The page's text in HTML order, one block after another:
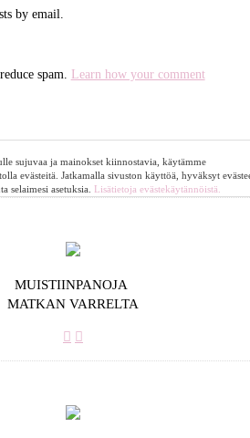
by email.
spam. Learn how your comment
sujuvaa ja mainokset kiinnostavia, käytämme
evästeitä. Jatkamalla sivuston käyttöä, hyväksyt
selaimesi asetuksia. Lisätietoja evästekäytännöistä.
MUISTIINPANOJA
MATKAN VARRELTA